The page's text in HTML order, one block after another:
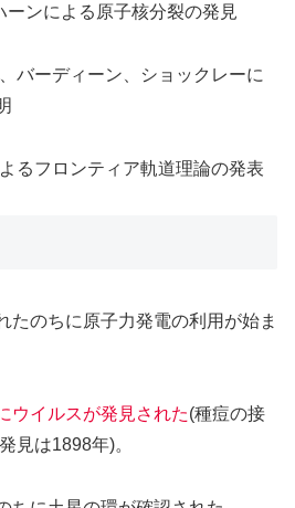
ーンによる原子核分裂の発見
バーディーン、ショックレーに
るフロンティア軌道理論の発表
たのちに原子力発電の利用が始ま
ウイルスが発見された(種痘の接
見は1898年)。